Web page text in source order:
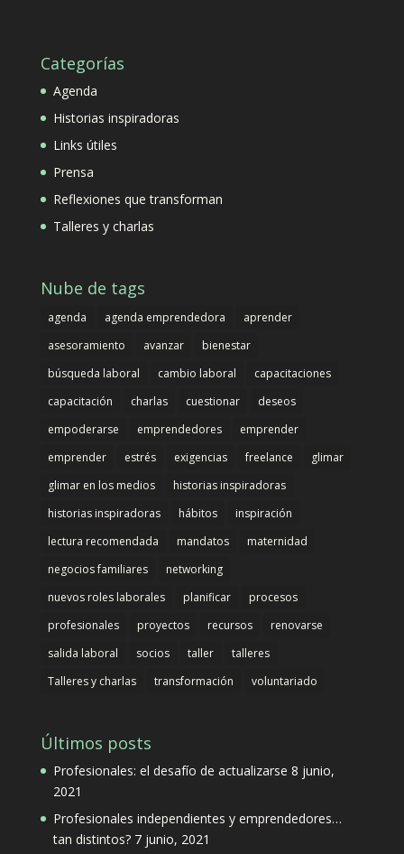
Categorías
Agenda
Historias inspiradoras
Links útiles
Prensa
Reflexiones que transforman
Talleres y charlas
Nube de tags
agenda agenda emprendedora
aprender
asesoramiento
avanzar
bienestar
búsqueda laboral
cambio laboral
capacitaciones
capacitación
charlas cuestionar
deseos
empoderarse
emprendedores
emprender
emprender
estrés exigencias freelance
glimar
glimar en los medios
historias inspiradoras
historias inspiradoras
hábitos
inspiración
lectura recomendada
mandatos
maternidad
negocios familiares
networking
nuevos roles laborales
planificar
procesos
profesionales
proyectos recursos
renovarse
salida laboral
socios taller
talleres
Talleres y charlas
transformación voluntariado
Últimos posts
Profesionales: el desafío de actualizarse 8 junio,
2021
Profesionales independientes y emprendedores…
tan distintos? 7 junio, 2021